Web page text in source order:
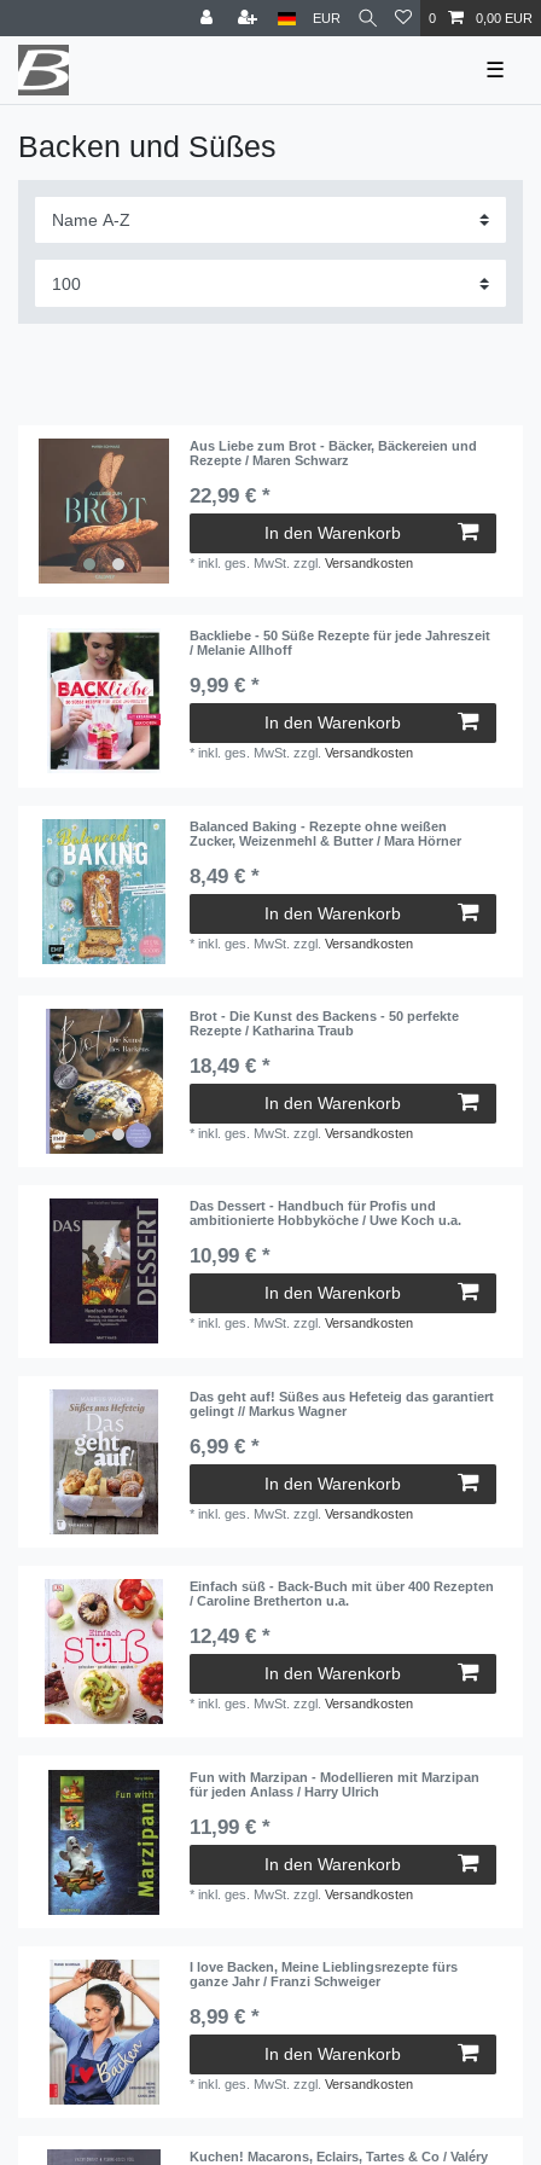
EUR 0 0,00 EUR
☰
Backen und Süßes
Aus Liebe zum Brot - Bäcker, Bäckereien und
Rezepte / Maren Schwarz
22,99 € *
In den Warenkorb
*inkl. ges. MwSt. zzgl.Versandkosten
Backliebe - 50 Süße Rezepte für jede Jahreszeit
/ Melanie Allhoff
9,99 € *
In den Warenkorb
*inkl. ges. MwSt. zzgl.Versandkosten
Balanced Baking - Rezepte ohne weißen
Zucker, Weizenmehl & Butter / Mara Hörner
8,49 € *
In den Warenkorb
*inkl. ges. MwSt. zzgl.Versandkosten
Brot - Die Kunst des Backens - 50 perfekte
Rezepte / Katharina Traub
18,49 € *
In den Warenkorb
*inkl. ges. MwSt. zzgl.Versandkosten
Das Dessert - Handbuch für Profis und
ambitionierte Hobbyköche / Uwe Koch u.a.
10,99 € *
In den Warenkorb
*inkl. ges. MwSt. zzgl.Versandkosten
Das geht auf! Süßes aus Hefeteig das garantiert
gelingt // Markus Wagner
6,99 € *
In den Warenkorb
*inkl. ges. MwSt. zzgl.Versandkosten
Einfach süß - Back-Buch mit über 400 Rezepten
/ Caroline Bretherton u.a.
12,49 € *
In den Warenkorb
*inkl. ges. MwSt. zzgl.Versandkosten
Fun with Marzipan - Modellieren mit Marzipan
für jeden Anlass / Harry Ulrich
11,99 € *
In den Warenkorb
*inkl. ges. MwSt. zzgl.Versandkosten
I love Backen, Meine Lieblingsrezepte fürs
ganze Jahr / Franzi Schweiger
8,99 € *
In den Warenkorb
*inkl. ges. MwSt. zzgl.Versandkosten
Kuchen! Macarons, Eclairs, Tartes & Co / Valéry